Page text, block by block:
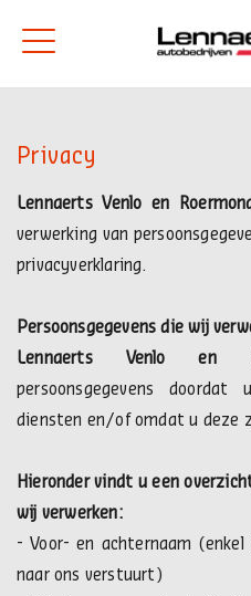
Privacy
Lennaerts Venlo en Roermond
verwerking van
privacyverklaring.
Persoonsgegevens die wij
Lennaerts Venlo en
persoonsgegevens
diensten en/of omdat u deze
Hieronder vindt u een
wij verwerken:
- Voor- en achternaam
naar ons verstuurt)